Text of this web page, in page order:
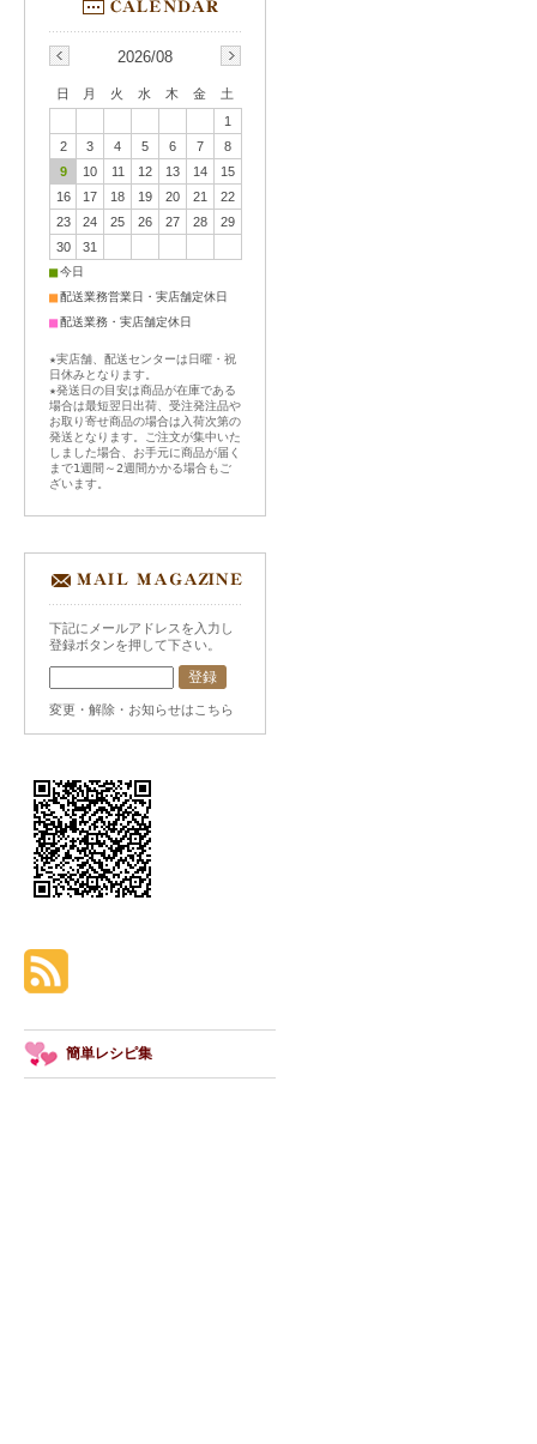
2026/08
日 月 火 水 木 金
土
1
2
3 4 5 6 7
8
9
10 11 12 13 14
15
16
17 18 19 20 21
22
23
24 25 26 27 28
29
30
31
■今日
■配送業務営業日・実店舗定休日
■配送業務・実店舗定休日
★実店舗、配送センターは日曜・祝
日休みとなります。
★発送日の目安は商品が在庫である
場合は最短翌日出荷、受注発注品や
お取り寄せ商品の場合は入荷次第の
発送となります。ご注文が集中いた
しました場合、お手元に商品が届く
まで1週間～2週間かかる場合もご
ざいます。
下記にメールアドレスを入力し
登録ボタンを押して下さい。
変更・解除・お知らせはこちら
簡単レシピ集